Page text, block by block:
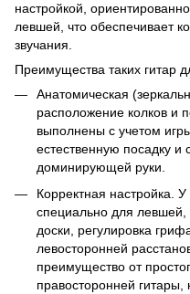
настройкой,
левшей, что обеспечивает
звучания.
Преимущества таких гитар
Анатомическая
расположение колков и
выполнены с учетом
естественную посадку и
доминирующей руки.
Корректная настройка.
специально для левшей,
доски, регулировка
левосторонней
преимущество от
правосторонней гитары,